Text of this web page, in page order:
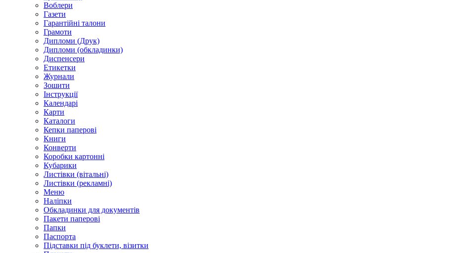
Воблери
Газети
Гарантійні талони
Грамоти
Дипломи (Друк)
Дипломи (обкладинки)
Диспенсери
Етикетки
Журнали
Зошити
Інструкції
Календарі
Карти
Каталоги
Кепки паперові
Книги
Конверти
Коробки картонні
Кубарики
Листівки (вітальні)
Листівки (рекламні)
Меню
Наліпки
Обкладинки для документів
Пакети паперові
Папки
Паспорта
Підставки під буклети, візитки